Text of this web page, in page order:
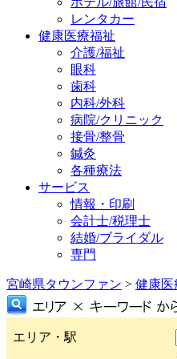
レンタカー
健康医療福祉
介護/福祉
眼科
歯科
内科/外科
病院/クリニック
接骨/整骨
鍼灸
各種療法
サービス
情報・印刷
会計士/税理士
結婚/ブライダル
専門
宮崎県タウンファン > 健康医
エリア・駅